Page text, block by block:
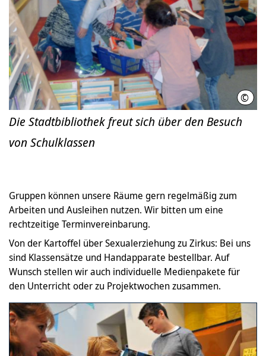
©
Die Stadtbibliothek freut sich über den Besuch
von Schulklassen
Gruppen können unsere Räume gern regelmäßig zum
Arbeiten und Ausleihen nutzen. Wir bitten um eine
rechtzeitige Terminvereinbarung.
Von der Kartoffel über Sexualerziehung zu Zirkus: Bei uns
sind Klassensätze und Handapparate bestellbar. Auf
Wunsch stellen wir auch individuelle Medienpakete für
den Unterricht oder zu Projektwochen zusammen.